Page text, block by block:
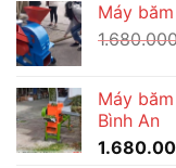
Máy
Máy
Bình An